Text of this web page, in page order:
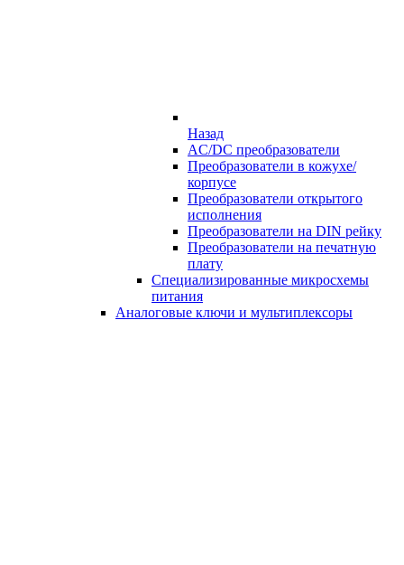
Назад
AC/DC преобразователи
Преобразователи в кожухе/
корпусе
Преобразователи открытого
исполнения
Преобразователи на DIN рейку
Преобразователи на печатную
плату
Специализированные микросхемы
питания
Аналоговые ключи и мультиплексоры